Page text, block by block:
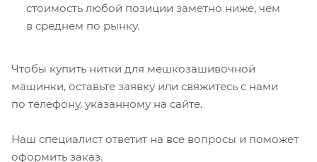
стоимость любой позиции заметно ниже, чем
в среднем по рынку.
Чтобы купить нитки для мешкозашивочной
машинки, оставьте заявку или свяжитесь с нами
по телефону, указанному на сайте.
Наш специалист ответит на все вопросы и поможет
оформить заказ.